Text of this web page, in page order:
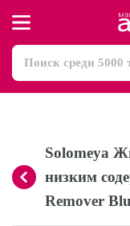
Solomeya
низким
Remover